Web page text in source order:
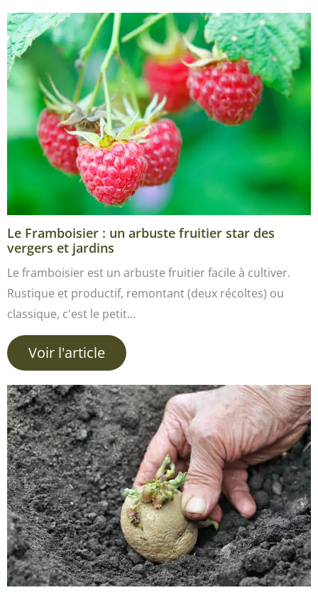
Le Framboisier : un arbuste fruitier star des
vergers et jardins
Le framboisier est un arbuste fruitier facile à cultiver.
Rustique et productif, remontant (deux récoltes) ou
classique, c'est le petit…
Voir l'article